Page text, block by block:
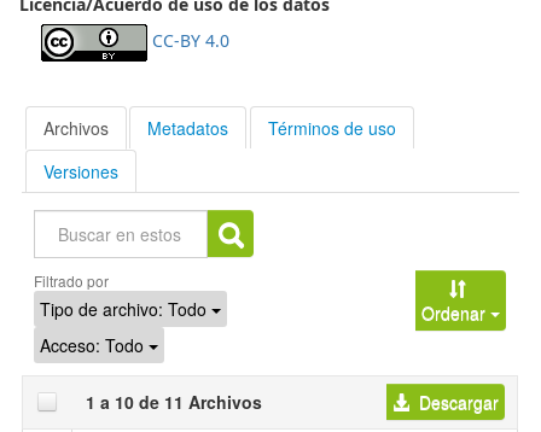
CC-BY 4.0
Archivos Metadatos
Términos de uso
Versiones
Buscar
Filtrado por
Tipo de archivo: Todo
Acceso: Todo
Ordenar
1 a 10 de 11 Archivos
Descargar